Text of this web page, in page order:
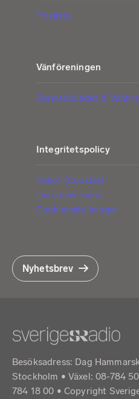
Prislista
Vänföreningen
Berwaldbladet &
Integritetspolicy
Kakor (Cookies)
Lista över kakor
Cookieinställningar
Nyhetsbrev
Besöksadress: Dag
Stockholm • Växel: 08-784
784 18 00 • Copyright